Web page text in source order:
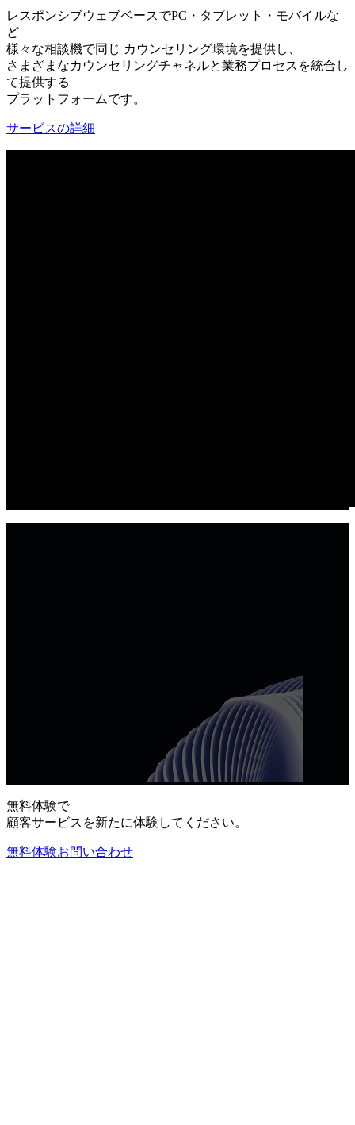
レスポンシブウェブベースでPC・タブレット・モバイルな
ど
様々な相談機で同じ カウンセリング環境を提供し、
さまざまなカウンセリングチャネルと業務プロセスを統合し
て提供する
プラットフォームです。
サービスの詳細
無料体験で
顧客サービスを新たに体験してください。
無料体験お問い合わせ